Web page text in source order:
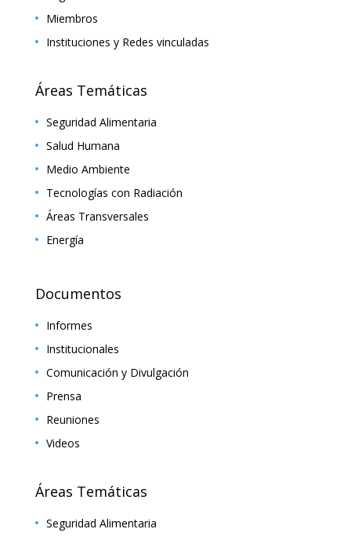
Miembros
Instituciones y Redes vinculadas
Áreas Temáticas
Seguridad Alimentaria
Salud Humana
Medio Ambiente
Tecnologías con Radiación
Áreas Transversales
Energía
Documentos
Informes
Institucionales
Comunicación y Divulgación
Prensa
Reuniones
Videos
Áreas Temáticas
Seguridad Alimentaria